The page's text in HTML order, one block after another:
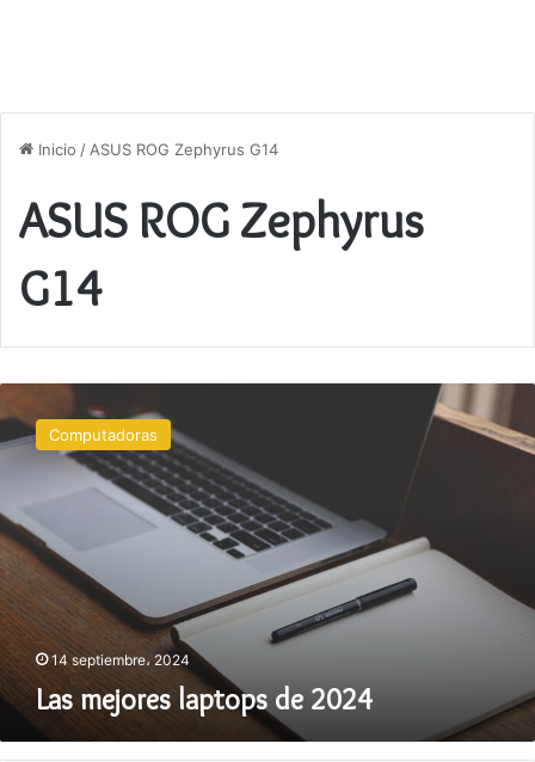
Inicio / ASUS ROG Zephyrus G14
ASUS ROG Zephyrus
G14
mejores
laptopsComputadoras
14 septiembre، 2024
Las mejores laptops de 2024